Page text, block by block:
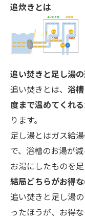
追炊きとは
追い焚きと足し湯
追い焚きとは、 浴
度まで温めてくれ
ります。
足し湯とはガス給
で、浴槽のお湯が
お湯にしたものを足
結局どちらがお得な
追い焚きと足し湯
ったほうが、お得